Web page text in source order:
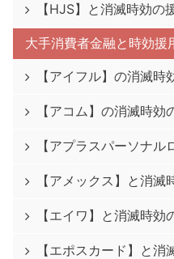
【HJS】と消滅時効の
大手消費者金融と時効援
【アイフル】の消滅時
【アコム】の消滅時効
【アプラスパーソナ
【アメックス】と消滅
【エイワ】と消滅時効
【エポスカード】と消